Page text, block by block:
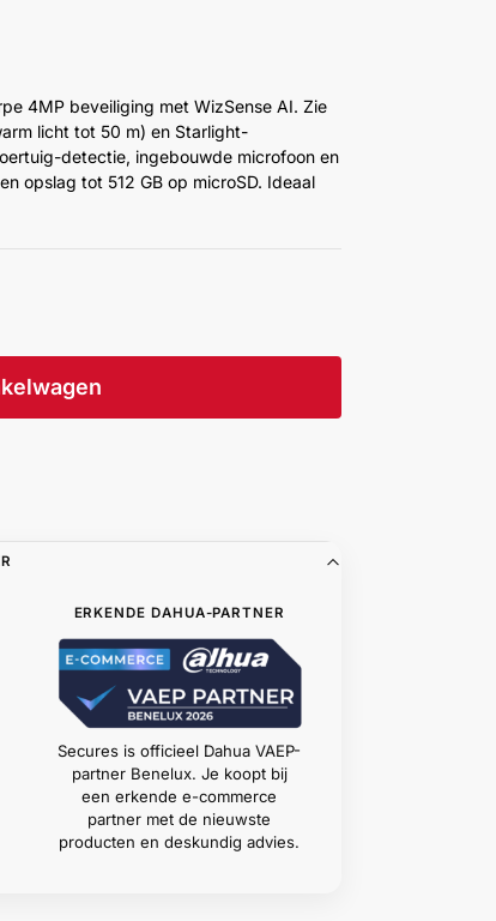
4MP beveiliging met WizSense AI. Zie
licht tot 50 m) en Starlight-
detectie, ingebouwde microfoon en
opslag tot 512 GB op microSD. Ideaal
ERKENDE DAHUA-PARTNER
Secures is officieel Dahua VAEP-
partner Benelux. Je koopt bij
een erkende e-commerce
partner met de nieuwste
producten en deskundig advies.